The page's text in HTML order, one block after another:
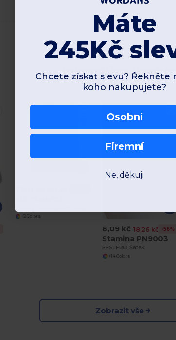
Interesting
+2 Colors
8,09 kč 18,26 kč -56%
Stamina PN9003
FESTERO Šátek
+14 Colors
Zobrazit vše
Máte
245Kč
Chcete získat slevu? Řekněte
koho nakupujete?
Osobní
Firemní
Ne, děkuji